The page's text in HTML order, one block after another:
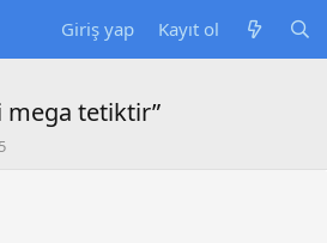
Giriş yap Kayıt ol
mega tetiktir”